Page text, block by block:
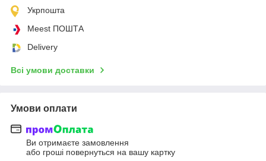
Укрпошта
Meest ПОШТА
Delivery
Всі умови доставки
Умови оплати
Ви отримаєте замовлення
або гроші повернуться на вашу картку